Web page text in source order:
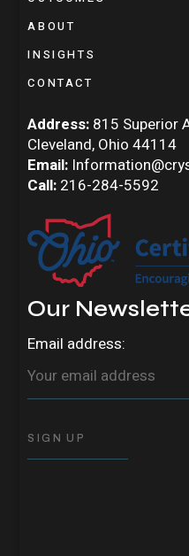
ABOUT
INSIGHTS
CONTACT
Address: 815 Superior
Cleveland, Ohio 44114
Email:
Call: 216-284-5592
Our
Email address: